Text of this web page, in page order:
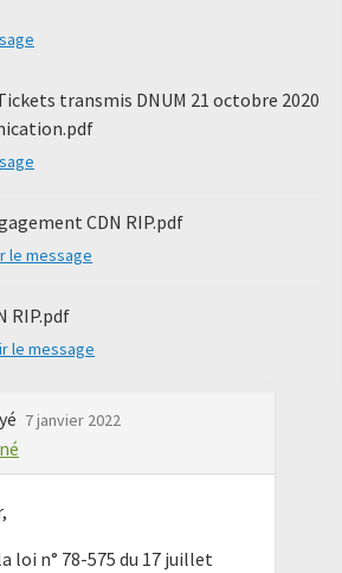
transmis DNUM 21 octobre 2020
CDN RIP.pdf
le message
RIP.pdf
le message
7 janvier 2022
loi n° 78-575 du 17 juillet